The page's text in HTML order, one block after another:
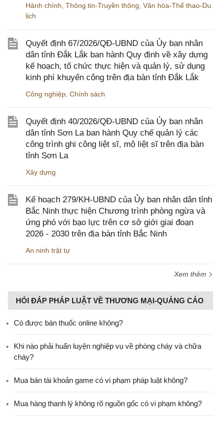
Hành chính Thông tin-Truyền thông Văn hóa-Thể thao-Du
lịch
Quyết định 67/2026/QĐ-UBND của Ủy ban nhân
dân tỉnh Đắk Lắk ban hành Quy định về xây dựng
kế hoạch, tổ chức thực hiện và quản lý, sử dụng
kinh phí khuyến công trên địa bàn tỉnh Đắk Lắk
Công nghiệp Chính sách
Quyết định 40/2026/QĐ-UBND của Ủy ban nhân
dân tỉnh Sơn La ban hành Quy chế quản lý các
công trình ghi công liệt sĩ, mộ liệt sĩ trên địa bàn
tỉnh Sơn La
Xây dựng
Kế hoạch 279/KH-UBND của Ủy ban nhân dân tỉnh
Bắc Ninh thực hiện Chương trình phòng ngừa và
ứng phó với bạo lực trên cơ sở giới giai đoạn
2026 - 2030 trên địa bàn tỉnh Bắc Ninh
An ninh trật tự
Xem thêm
HỎI ĐÁP PHÁP LUẬT VỀ THƯƠNG MẠI-QUẢNG CÁO
Có được bán thuốc online không?
Khi nào phải huấn luyện nghiệp vụ về phòng cháy và chữa
cháy?
Mua bán tài khoản game có vi phạm pháp luật không?
Mua hàng thanh lý không rõ nguồn gốc có vi phạm không?